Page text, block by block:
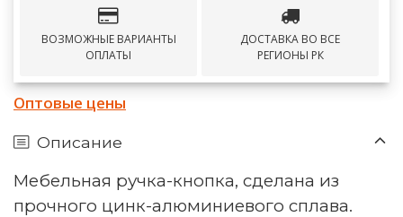
ВОЗМОЖНЫЕ ВАРИАНТЫ
ОПЛАТЫ
ДОСТАВКА ВО ВСЕ
РЕГИОНЫ РК
Оптовые цены
Описание
Мебельная ручка-кнопка, сделана из
прочного цинк-алюминиевого сплава.